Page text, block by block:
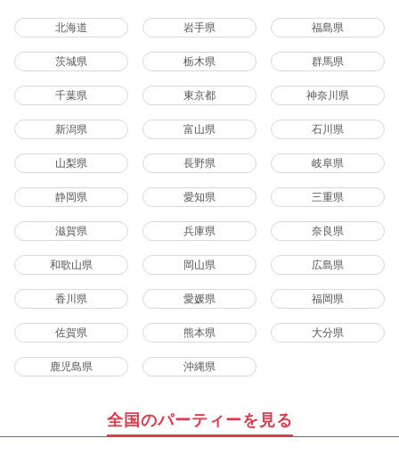
北海道 岩手県 福島県
茨城県 栃木県 群馬県
千葉県 東京都 神奈川県
新潟県 富山県 石川県
山梨県 長野県 岐阜県
静岡県 愛知県 三重県
滋賀県 兵庫県 奈良県
和歌山県 岡山県 広島県
香川県 愛媛県 福岡県
佐賀県 熊本県 大分県
鹿児島県 沖縄県
全国のパーティーを見る